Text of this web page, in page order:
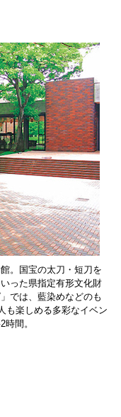
。国宝の太刀・短刀を
った県指定有形文化財
では、藍染めなどのも
も楽しめる多彩なイベン
間。